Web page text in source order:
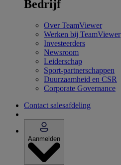
Bedrijf
Over TeamViewer
Werken bij TeamViewer
Investeerders
Newsroom
Leiderschap
Sport-partnerschappen
Duurzaamheid en CSR
Corporate Governance
Contact salesafdeling
Aanmelden